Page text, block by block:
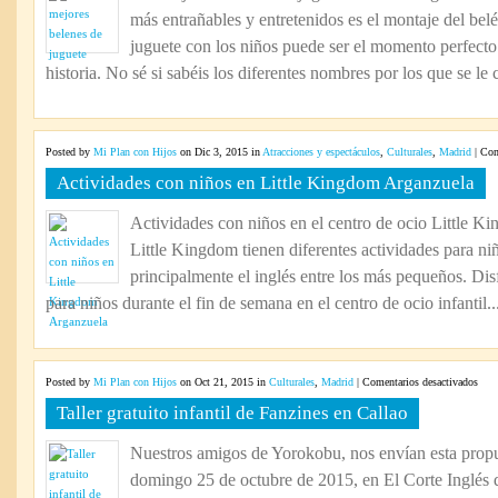
más entrañables y entretenidos es el montaje del
juguete con los niños puede ser el momento
historia. No sé si sabéis los diferentes nombres por los que se le
Posted by Mi Plan con Hijos on Dic 3, 2015 in Atracciones y espectáculos Culturales Madrid |
Actividades con niños en Little Kingdom Arganzuela
Actividades con niños en el centro de ocio Little
Little Kingdom tienen diferentes actividades para
principalmente el inglés entre los más pequeños.
para niños durante el fin de semana en el centro de ocio
Posted by Mi Plan con Hijos on Oct 21, 2015 in Culturales Madrid | Comentarios desactivadosen
de
Taller gratuito infantil de Fanzines en Callao
Nuestros amigos de Yorokobu, nos envían esta
domingo 25 de octubre de 2015, en El Corte Inglés